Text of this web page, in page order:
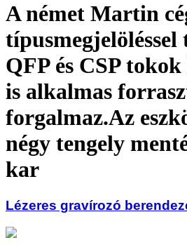
A német Martin
QFP és CSP
is alkalmas
forgalmaz.Az
négy tengely
kar
Lézeres gravírozó